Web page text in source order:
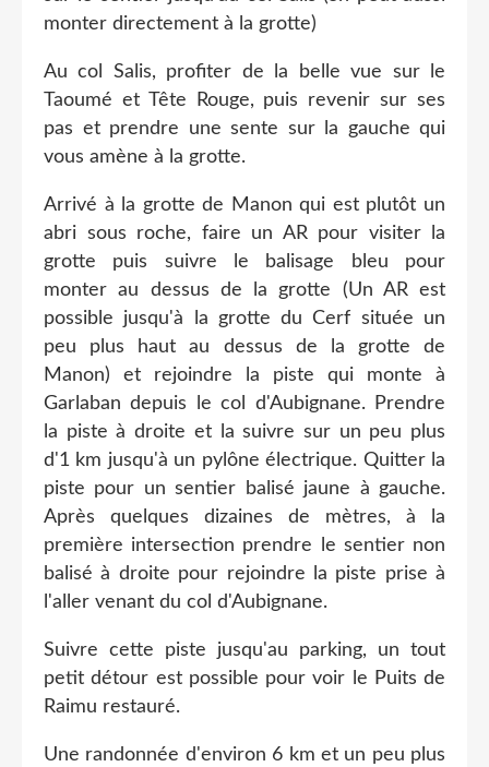
monter directement à la grotte)
Au col Salis, profiter de la belle vue sur le
Taoumé et Tête Rouge, puis revenir sur ses
pas et prendre une sente sur la gauche qui
vous amène à la grotte.
Arrivé à la grotte de Manon qui est plutôt un
abri sous roche, faire un AR pour visiter la
grotte puis suivre le balisage bleu pour
monter au dessus de la grotte (Un AR est
possible jusqu'à la grotte du Cerf située un
peu plus haut au dessus de la grotte de
Manon) et rejoindre la piste qui monte à
Garlaban depuis le col d'Aubignane. Prendre
la piste à droite et la suivre sur un peu plus
d'1 km jusqu'à un pylône électrique. Quitter la
piste pour un sentier balisé jaune à gauche.
Après quelques dizaines de mètres, à la
première intersection prendre le sentier non
balisé à droite pour rejoindre la piste prise à
l'aller venant du col d'Aubignane.
Suivre cette piste jusqu'au parking, un tout
petit détour est possible pour voir le Puits de
Raimu restauré.
Une randonnée d'environ 6 km et un peu plus